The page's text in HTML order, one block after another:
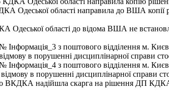
Одеської області направила до ВША
Одеської області до відома ВША не
№ Інформація_3 з поштового відділення
в порушенні дисциплінарної справи
№ Інформація_4 з поштового відділення
в порушенні дисциплінарної справи
надійшла скарга на рішення ДП КДКА